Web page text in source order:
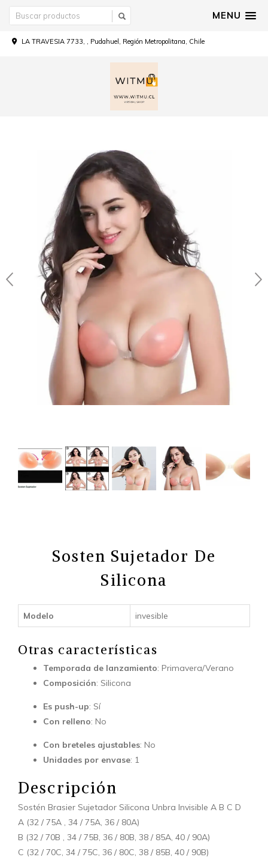
MENU
LA TRAVESIA 7733, , Pudahuel, Región Metropolitana, Chile
Sosten Sujetador De
Silicona
Modelo invesible
Otras características
Temporada de lanzamiento: Primavera/Verano
Composición: Silicona
Es push-up: Sí
Con relleno: No
Con breteles ajustables: No
Unidades por envase: 1
Descripción
Sostén Brasier Sujetador Silicona Unbra Invisible A B C D
A (32 / 75A , 34 / 75A, 36 / 80A)
B (32 / 70B , 34 / 75B, 36 / 80B, 38 / 85A, 40 / 90A)
C (32 / 70C, 34 / 75C, 36 / 80C, 38 / 85B, 40 / 90B)